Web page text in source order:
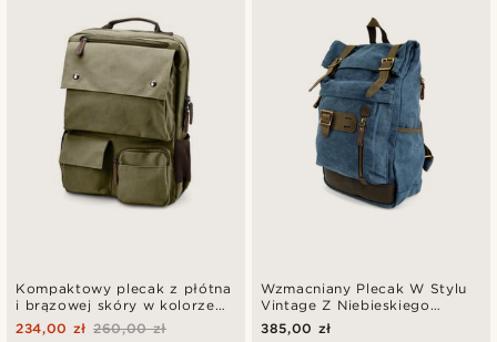
Kompaktowy plecak z płótna
i brązowej skóry w kolorze
zielonym
260,00 zł
234,00 zł
Wzmacniany Plecak W Stylu
Vintage Z Niebieskiego
Płótna I Skóry
385,00 zł